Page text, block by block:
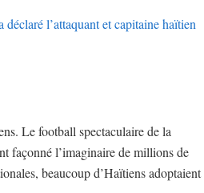
déclaré l’attaquant et capitaine haïtien
Le football spectaculaire de la
façonné l’imaginaire de millions de
beaucoup d’Haïtiens adoptaient